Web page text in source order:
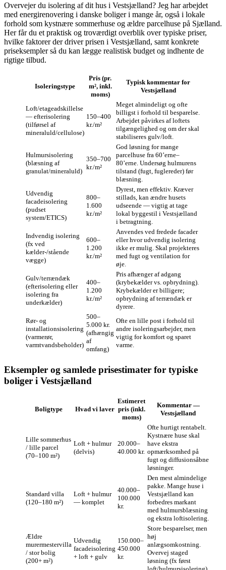
Overvejer du isolering af dit hus i Vestsjælland? Jeg har arbejdet
med energirenovering i danske boliger i mange år, også i lokale
forhold som kystnære sommerhuse og ældre parcelhuse på Sjælland.
Her får du et praktisk og troværdigt overblik over typiske priser,
hvilke faktorer der driver prisen i Vestsjælland, samt konkrete
priseksempler så du kan lægge realistisk budget og indhente de
rigtige tilbud.
Isoleringstype
Pris (pr.
m², inkl.
moms)
Typisk kommentar for
Vestsjælland
Loft/etageadskillelse
— efterisolering
(tilførsel af
mineraluld/cellulose)
150–400
kr./m²
Meget almindeligt og ofte
billigst i forhold til besparelse.
Arbejdet påvirkes af loftets
tilgængelighed og om der skal
stabiliseres gulv/loft.
Hulmursisolering
(blæsning af
granulat/mineraluld)
350–700
kr./m²
God løsning for mange
parcelhuse fra 60’erne–
80’erne. Undersøg hulmurens
tilstand (fugt, fuglereder) før
blæsning.
Udvendig
facadeisolering
(pudset
system/ETICS)
800–
1.600
kr./m²
Dyrest, men effektiv. Kræver
stillads, kan ændre husets
udseende — vigtig at tage
lokal byggestil i Vestsjælland
i betragtning.
Indvendig isolering
(fx ved
kælder-/stående
vægge)
600–
1.200
kr./m²
Anvendes ved fredede facader
eller hvor udvendig isolering
ikke er mulig. Skal projekteres
med fugt og ventilation for
øje.
Gulv/terrændæk
(efterisolering eller
isolering fra
underkælder)
400–
1.200
kr./m²
Pris afhænger af adgang
(krybekælder vs. opbrydning).
Krybekælder er billigere;
opbrydning af terrændæk er
dyrere.
Rør- og
installationsisolering
(varmerør,
varmtvandsbeholder)
500–
5.000 kr.
(afhængig
af
omfang)
Ofte en lille post i forhold til
andre isoleringsarbejder, men
vigtig for komfort og sparet
varme.
Eksempler og samlede prisestimater for typiske
boliger i Vestsjælland
Boligtype Hvad vi laver
Estimeret
pris (inkl.
moms)
Kommentar —
Vestsjælland
Lille sommerhus
/ lille parcel
(70–100 m²)
Loft + hulmur
(delvis)
20.000–
40.000 kr.
Ofte hurtigt rentabelt.
Kystnære huse skal
have ekstra
opmærksomhed på
fugt og diffusionsåbne
løsninger.
Standard villa
(120–180 m²)
Loft + hulmur
— komplet
40.000–
100.000
kr.
Den mest almindelige
pakke. Mange huse i
Vestsjælland kan
forbedres markant
med hulmursblæsning
og ekstra loftisolering.
Ældre
murermestervilla
/ stor bolig
(200+ m²)
Udvendig
facadeisolering
+ loft + gulv
150.000–
450.000
kr.
Store besparelser, men
høj
anlægsomkostning.
Overvej staged
løsning (fx først